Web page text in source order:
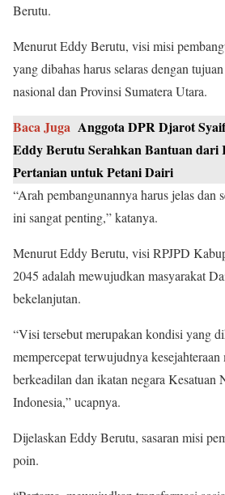
Berutu.
Menurut Eddy Berutu, visi misi
yang dibahas harus selaras dengan
nasional dan Provinsi Sumatera Utara.
Baca Juga Anggota DPR Djarot
Eddy Berutu Serahkan Bantuan dari
Pertanian untuk Petani Dairi
“Arah pembangunannya harus jelas dan
ini sangat penting,” katanya.
Menurut Eddy Berutu, visi RPJPD
2045 adalah mewujudkan masyarakat
bekelanjutan.
“Visi tersebut merupakan kondisi yang
mempercepat terwujudnya kesejahteraan
berkeadilan dan ikatan negara Kesatuan
Indonesia,” ucapnya.
Dijelaskan Eddy Berutu, sasaran misi
poin.